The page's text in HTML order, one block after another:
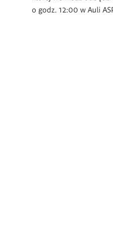
o godz. 12:00 w Auli